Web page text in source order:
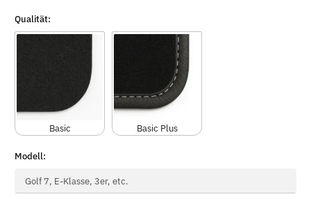
Qualität:
Basic Basic Plus
Modell: